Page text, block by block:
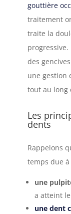
gouttière
traitement
traite la
des
une gestion
tout au long
Les
dents
Rappelons
temps due à
une
a atteint
une dent